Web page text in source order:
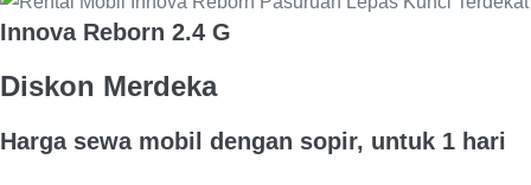
Innova Reborn 2.4 G
Diskon Merdeka
Harga sewa mobil dengan sopir, untuk 1 hari